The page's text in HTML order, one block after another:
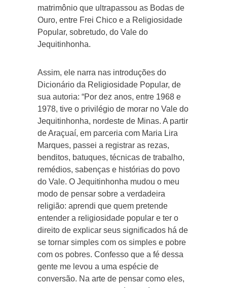
matrimônio que ultrapassou as Bodas de
Ouro, entre Frei Chico e a Religiosidade
Popular, sobretudo, do Vale do
Jequitinhonha.
Assim, ele narra nas introduções do
Dicionário da Religiosidade Popular, de
sua autoria: “Por dez anos, entre 1968 e
1978, tive o privilégio de morar no Vale do
Jequitinhonha, nordeste de Minas. A partir
de Araçuaí, em parceria com Maria Lira
Marques, passei a registrar as rezas,
benditos, batuques, técnicas de trabalho,
remédios, sabenças e histórias do povo
do Vale. O Jequitinhonha mudou o meu
modo de pensar sobre a verdadeira
religião: aprendi que quem pretende
entender a religiosidade popular e ter o
direito de explicar seus significados há de
se tornar simples com os simples e pobre
com os pobres. Confesso que a fé dessa
gente me levou a uma espécie de
conversão. Na arte de pensar como eles,